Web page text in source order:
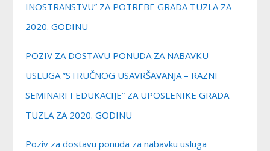
INOSTRANSTVU” ZA POTREBE GRADA TUZLA ZA
2020. GODINU
POZIV ZA DOSTAVU PONUDA ZA NABAVKU
USLUGA ”STRUČNOG USAVRŠAVANJA – RAZNI
SEMINARI I EDUKACIJE” ZA UPOSLENIKE GRADA
TUZLA ZA 2020. GODINU
Poziv za dostavu ponuda za nabavku usluga